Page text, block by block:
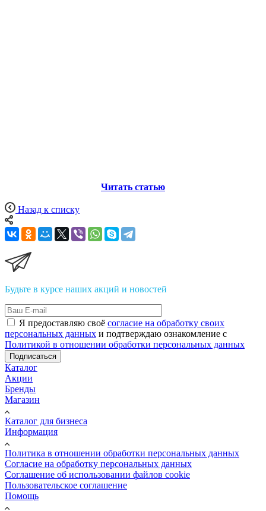
Читать статью
Назад к списку
Будьте в курсе наших акций и новостей
Я предоставляю своё согласие на обработку своих
персональных данных и подтверждаю ознакомление с
Политикой в отношении обработки персональных данных
Подписаться
Каталог
Акции
Бренды
Магазин
Каталог для бизнеса
Информация
Политика в отношении обработки персональных данных
Cогласие на обработку персональных данных
Cоглашение об использовании файлов cookie
Пользовательское соглашение
Помощь